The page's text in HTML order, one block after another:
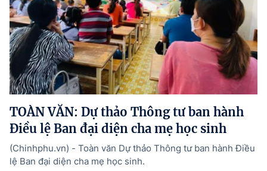
TOÀN VĂN: Dự thảo Thông tư ban hành
Điều lệ Ban đại diện cha mẹ học sinh
(Chinhphu.vn) - Toàn văn Dự thảo Thông tư ban hành Điều
lệ Ban đại diện cha mẹ học sinh.